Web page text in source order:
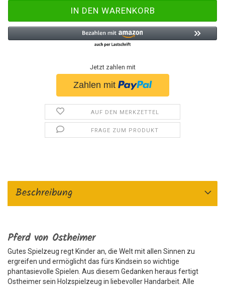
Jetzt zahlen mit
AUF DEN MERKZETTEL
FRAGE ZUM PRODUKT
Beschreibung
Pferd von Ostheimer
Gutes Spielzeug regt Kinder an, die Welt mit allen Sinnen zu
ergreifen und ermöglicht das fürs Kindsein so wichtige
phantasievolle Spielen. Aus diesem Gedanken heraus fertigt
Ostheimer sein Holzspielzeug in liebevoller Handarbeit. Alle